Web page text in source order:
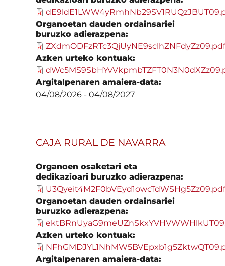
Organoetan dauden ordainsariei
buruzko adierazpena:
Azken urteko kontuak:
Argitalpenaren amaiera-data:
04/08/2026 -04/08/2027
CAJA RURAL DE NAVARRA
Organoen osaketari eta
dedikazioari buruzko adierazpena:
Organoetan dauden ordainsariei
buruzko adierazpena:
Azken urteko kontuak:
Argitalpenaren amaiera-data: